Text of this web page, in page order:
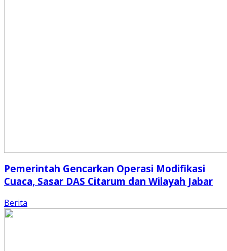
Pemerintah Gencarkan Operasi Modifikasi
Cuaca, Sasar DAS Citarum dan Wilayah Jabar
Berita